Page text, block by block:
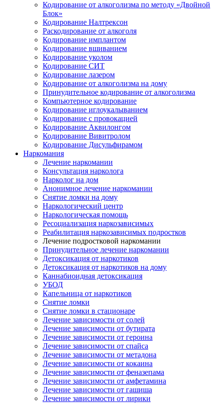
Кодирование от алкоголизма по методу «Двойной
Блок»
Кодирование Налтрексон
Раскодирование от алкоголя
Кодирование имплантом
Кодирование вшиванием
Кодирование уколом
Кодирование СИТ
Кодирование лазером
Кодирование от алкоголизма на дому
Принудительное кодирование от алкоголизма
Компьютерное кодирование
Кодирование иглоукалыванием
Кодирование с провокацией
Кодирование Аквилонгом
Кодирование Вивитролом
Кодирование Дисульфирамом
Наркомания
Лечение наркомании
Консультация нарколога
Нарколог на дом
Анонимное лечение наркомании
Снятие ломки на дому
Наркологический центр
Наркологическая помощь
Ресоциализация наркозависимых
Реабилитация наркозависимых подростков
Лечение подростковой наркомании
Принудительное лечение наркомании
Детоксикация от наркотиков
Детоксикация от наркотиков на дому
Каннабиоидная детоксикация
УБОД
Капельница от наркотиков
Снятие ломки
Снятие ломки в стационаре
Лечение зависимости от солей
Лечение зависимости от бутирата
Лечение зависимости от героина
Лечение зависимости от спайса
Лечение зависимости от метадона
Лечение зависимости от кокаина
Лечение зависимости от феназепама
Лечение зависимости от амфетамина
Лечение зависимости от гашиша
Лечение зависимости от лирики